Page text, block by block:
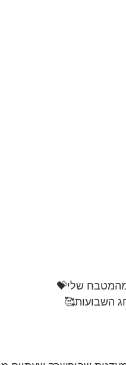
שלי💝
השבועות🥰